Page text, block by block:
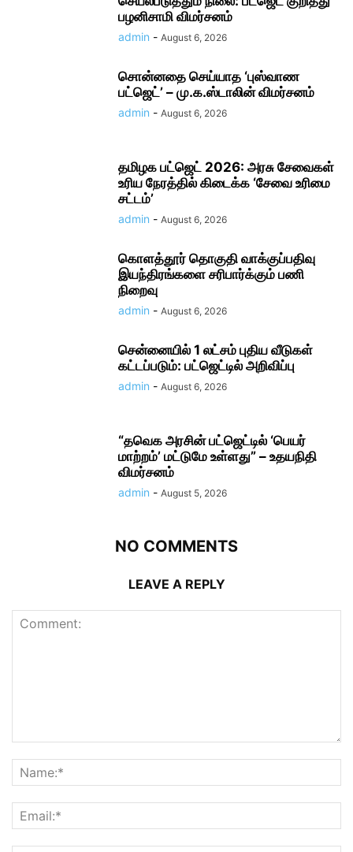
பழனிசாமி விமர்சனம்
admin - August 6, 2026
சொன்னதை செய்யாத ‘புஸ்வாண
பட்ஜெட்’ – மு.க.ஸ்டாலின் விமர்சனம்
admin - August 6, 2026
தமிழக பட்ஜெட் 2026: அரசு சேவைகள்
உரிய நேரத்தில் கிடைக்க ‘சேவை உரிமை
சட்டம்’
admin - August 6, 2026
கொளத்தூர் தொகுதி வாக்குப்பதிவு
இயந்திரங்களை சரிபார்க்கும் பணி
நிறைவு
admin - August 6, 2026
சென்னையில் 1 லட்சம் புதிய வீடுகள்
கட்டப்படும்: பட்ஜெட்டில் அறிவிப்பு
admin - August 6, 2026
“தவெக அரசின் பட்ஜெட்டில் ‘பெயர்
மாற்றம்’ மட்டுமே உள்ளது” – உதயநிதி
விமர்சனம்
admin - August 5, 2026
NO COMMENTS
LEAVE A REPLY